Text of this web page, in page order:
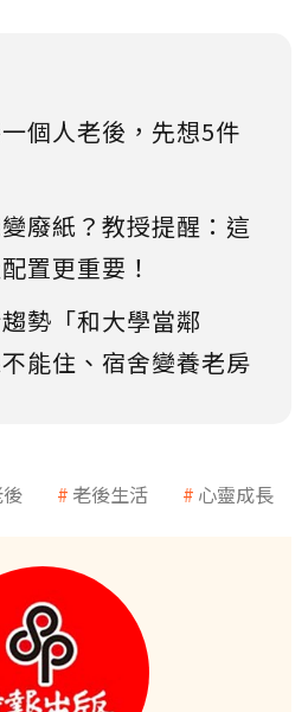
個人老後，先想5件
廢紙？教授提醒：這
置更重要！
勢「和大學當鄰
能住、宿舍變養老房
老後生活 心靈成長